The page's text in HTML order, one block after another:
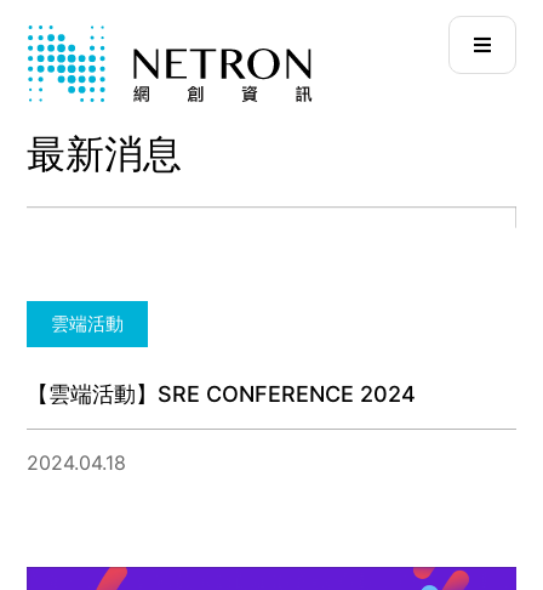
最新消息
雲端活動
【雲端活動】SRE CONFERENCE 2024
2024.04.18